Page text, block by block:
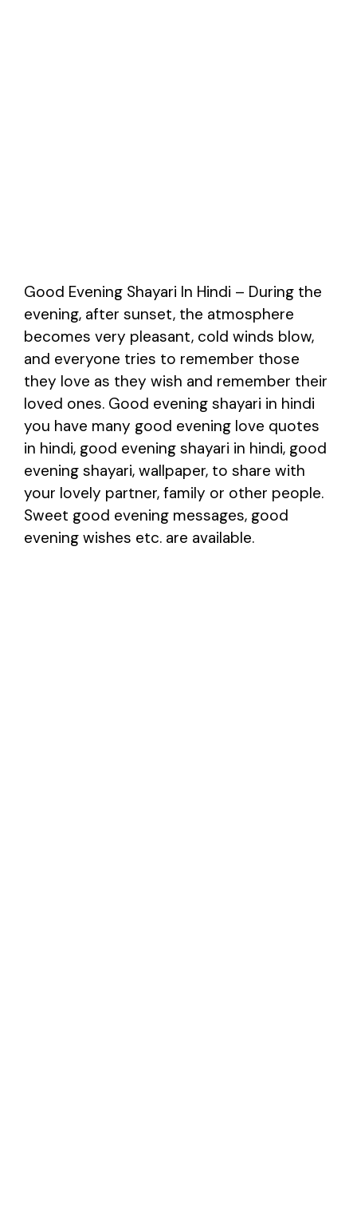
Good Evening Shayari In Hindi – During the
evening, after sunset, the atmosphere
becomes very pleasant, cold winds blow,
and everyone tries to remember those
they love as they wish and remember their
loved ones. Good evening shayari in hindi
you have many good evening love quotes
in hindi, good evening shayari in hindi, good
evening shayari, wallpaper, to share with
your lovely partner, family or other people.
Sweet good evening messages, good
evening wishes etc. are available.